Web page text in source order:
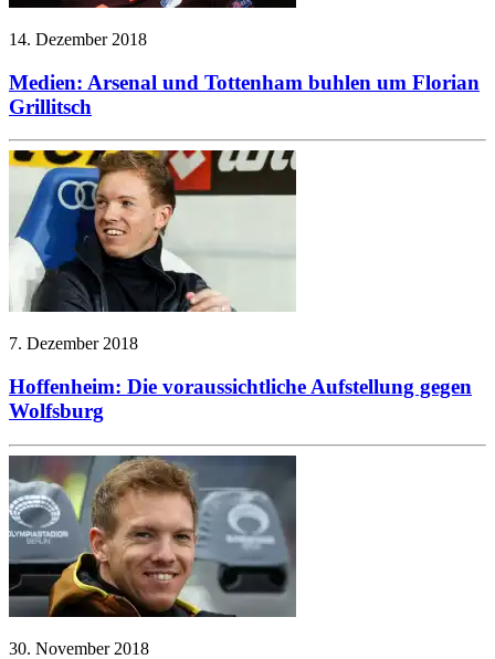
14. Dezember 2018
Medien: Arsenal und Tottenham buhlen um Florian
Grillitsch
7. Dezember 2018
Hoffenheim: Die voraussichtliche Aufstellung gegen
Wolfsburg
30. November 2018